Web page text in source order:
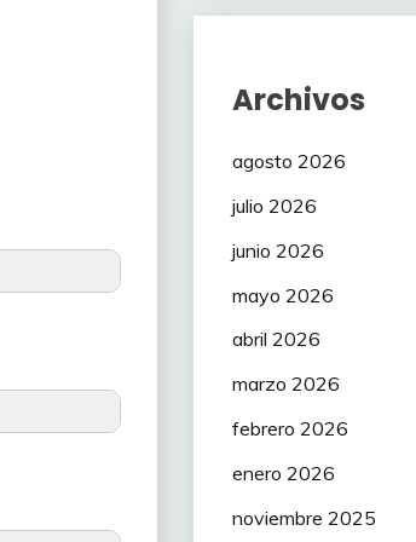
88
554
Archivos
agosto 2026
julio 2026
junio 2026
mayo 2026
abril 2026
marzo 2026
febrero 2026
enero 2026
noviembre 2025